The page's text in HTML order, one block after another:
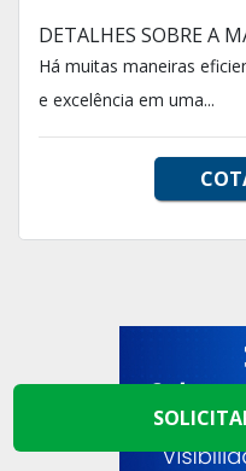
DETALHES SOBRE A
Há muitas maneiras
e excelência em uma...